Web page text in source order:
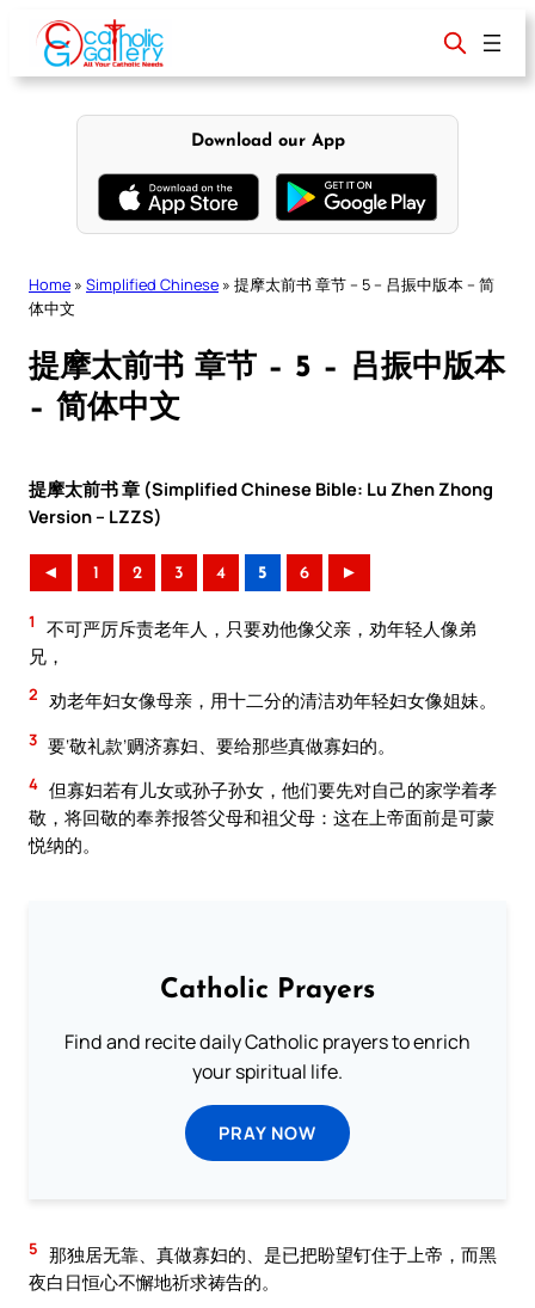
content
Download our App
Home » Simplified Chinese » 提摩太前书 章节 – 5 – 吕振中版本 – 简
体中文
提摩太前书 章节 – 5 – 吕振中版本
– 简体中文
提摩太前书 章 (Simplified Chinese Bible: Lu Zhen Zhong
Version – LZZS)
◄ 1 2 3 4 5 6 ►
1
不可严厉斥责老年人，只要劝他像父亲，劝年轻人像弟
兄，
2 劝老年妇女像母亲，用十二分的清洁劝年轻妇女像姐妹。
3 要‘敬礼款’赒济寡妇、要给那些真做寡妇的。
4 但寡妇若有儿女或孙子孙女，他们要先对自己的家学着孝
敬，将回敬的奉养报答父母和祖父母：这在上帝面前是可蒙
悦纳的。
Catholic Prayers
Find and recite daily Catholic prayers to enrich
your spiritual life.
PRAY NOW
5 那独居无靠、真做寡妇的、是已把盼望钉住于上帝，而黑
夜白日恒心不懈地祈求祷告的。